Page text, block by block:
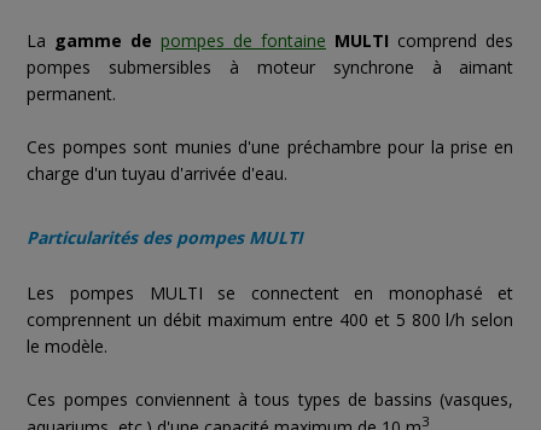
La gamme de pompes de fontaine MULTI comprend des
pompes submersibles à moteur synchrone à aimant
permanent.
Ces pompes sont munies d'une préchambre pour la prise en
charge d'un tuyau d'arrivée d'eau.
Particularités des pompes MULTI
Les pompes MULTI se connectent en monophasé et
comprennent un débit maximum entre 400 et 5 800 l/h selon
le modèle.
Ces pompes conviennent à tous types de bassins (vasques,
3